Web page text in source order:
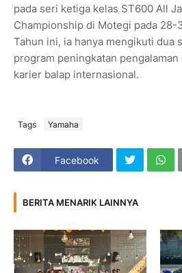
pada seri ketiga kelas ST600 All
Championship di Motegi pada 28-
Tahun ini, ia hanya mengikuti dua
program peningkatan
karier balap internasional.
Tags Yamaha
Facebook
BERITA MENARIK LAINNYA